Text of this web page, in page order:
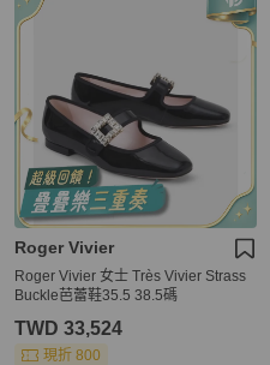
Roger Vivier
Roger Vivier 女士 Très Vivier Strass
Buckle芭蕾鞋35.5 38.5碼
TWD 33,524
現折 800